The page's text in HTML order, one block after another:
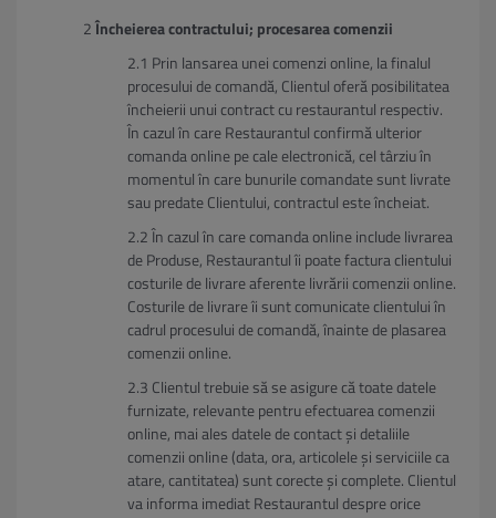
Încheierea contractului; procesarea comenzii
Prin lansarea unei comenzi online, la finalul
procesului de comandă, Clientul oferă posibilitatea
încheierii unui contract cu restaurantul respectiv.
În cazul în care Restaurantul confirmă ulterior
comanda online pe cale electronică, cel târziu în
momentul în care bunurile comandate sunt livrate
sau predate Clientului, contractul este încheiat.
În cazul în care comanda online include livrarea
de Produse, Restaurantul îi poate factura clientului
costurile de livrare aferente livrării comenzii online.
Costurile de livrare îi sunt comunicate clientului în
cadrul procesului de comandă, înainte de plasarea
comenzii online.
Clientul trebuie să se asigure că toate datele
furnizate, relevante pentru efectuarea comenzii
online, mai ales datele de contact și detaliile
comenzii online (data, ora, articolele și serviciile ca
atare, cantitatea) sunt corecte și complete. Clientul
va informa imediat Restaurantul despre orice